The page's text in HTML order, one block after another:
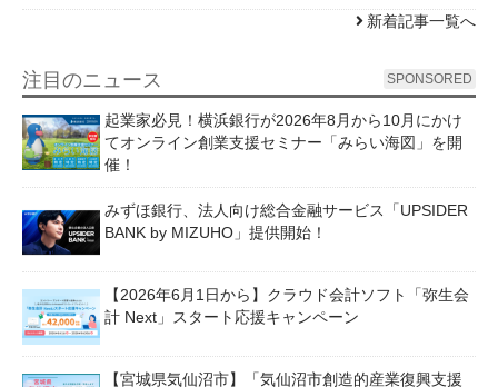
新着記事一覧へ
注目のニュース SPONSORED
起業家必見！横浜銀行が2026年8月から10月にかけ
てオンライン創業支援セミナー「みらい海図」を開
催！
みずほ銀行、法人向け総合金融サービス「UPSIDER
BANK by MIZUHO」提供開始！
【2026年6月1日から】クラウド会計ソフト「弥生会
計 Next」スタート応援キャンペーン
【宮城県気仙沼市】「気仙沼市創造的産業復興支援